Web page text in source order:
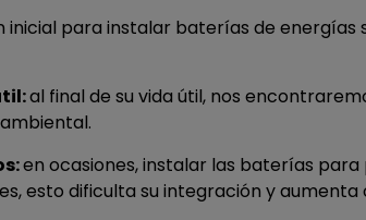
inicial para instalar baterías de
al final de su vida útil, nos
en ocasiones, instalar las baterías
esto dificulta su integración y